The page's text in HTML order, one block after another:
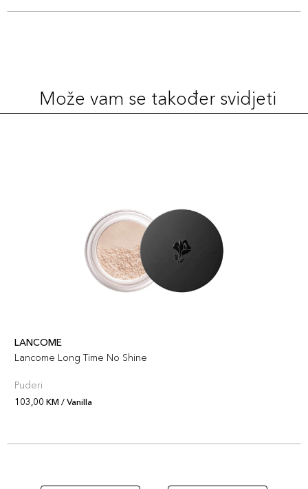
Može vam se također svidjeti
LANCOME
Lancome Long Time No Shine
Puderi
103,00 KM / Vanilla